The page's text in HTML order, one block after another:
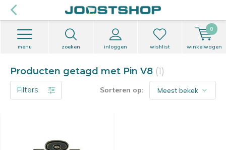
zoeken inloggen
menu wishlist winkelwagen
0
Producten getagd met Pin V8 (1)
Filters Sorteren op: